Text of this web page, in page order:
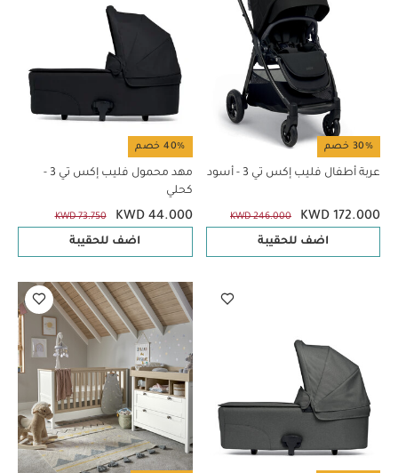
30% خصم
عربة أطفال فليب إكس تي 3 - أسود
KWD 172.000
KWD 246.000
اضف للحقيبة
40% خصم
مهد محمول فليب إكس تي 3 -
كحلي
KWD 44.000
KWD 73.750
اضف للحقيبة